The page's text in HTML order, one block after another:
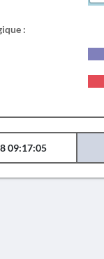
:
09:17:05